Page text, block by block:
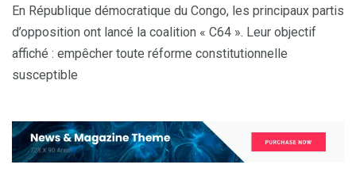
En République démocratique du Congo, les principaux partis
d’opposition ont lancé la coalition « C64 ». Leur objectif
affiché : empêcher toute réforme constitutionnelle
susceptible